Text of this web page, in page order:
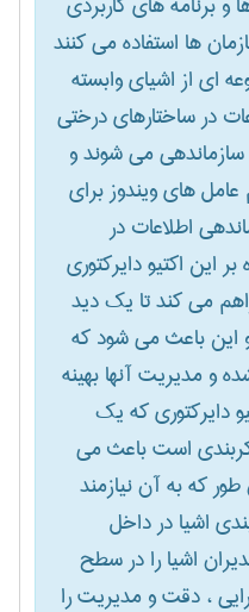
ها استفاده می کنند
ای از اشیای وابسته
در ساختارهای درختی
سازماندهی می شوند و
های ویندوز برای
اطلاعات در
این اکتیو دایرکتوری
می کند تا یک دید
این باعث می شود که
و مدیریت آنها بهینه
دایرکتوری که یک
است باعث می
که به آن نیازمند
اشیا در داخل
اشیا را در سطح
، دقت و مدیریت را